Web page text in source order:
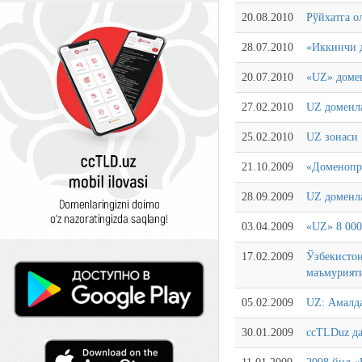
20.08.2010 Рўйхатга
28.07.2010 «Иккинчи
20.07.2010 «UZ»
27.02.2010 UZ
25.02.2010 UZ зонаси
21.10.2009
28.09.2009 UZ
03.04.2009 «UZ» 8
17.02.2009
05.02.2009 UZ:
30.01.2009 ccTLDuz